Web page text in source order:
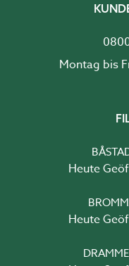
Heute
Heute